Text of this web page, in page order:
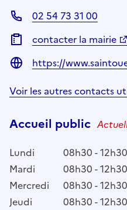
02 54 73 31 00
contacter la mairie
https://
Voir les autres contacts
Accueil public
Lundi
08h30 -
Mardi
08h30 - 12h30
Mercredi
08h30 -
Jeudi
08h30 -